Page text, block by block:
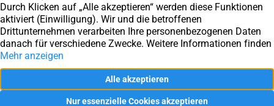
Impressum
Datenschutz
Vertrag widerrufen
4,9/5
Exzellent
57
Kundenstimmen